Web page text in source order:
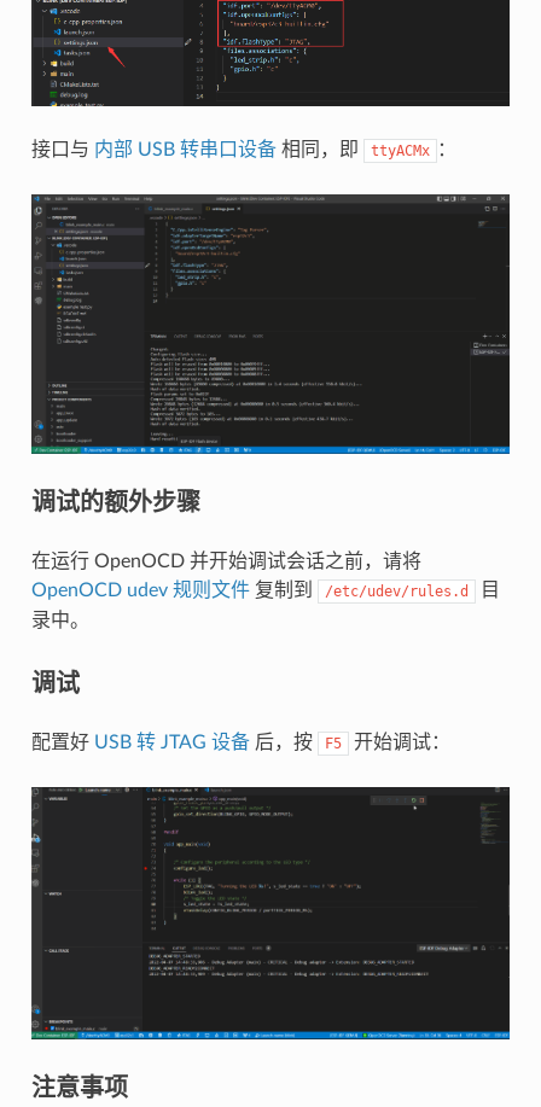
接口与 内部 USB 转串口设备相同，即 ttyACMx ：
调试的额外步骤
在运行 OpenOCD 并开始调试会话之前，请将
OpenOCD udev 规则文件复制到 /etc/udev/rules.d
目
录中。
调试
配置好 USB 转 JTAG 设备后，按 F5 开始调试：
注意事项